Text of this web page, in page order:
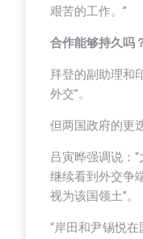
艰苦的工作。”
合作能够持久吗
拜登的副助理和
外交”。
但两国政府的更
吕寅晔强调说：
继续看到外交争
视为该国领土”。
“岸田和尹锡悦